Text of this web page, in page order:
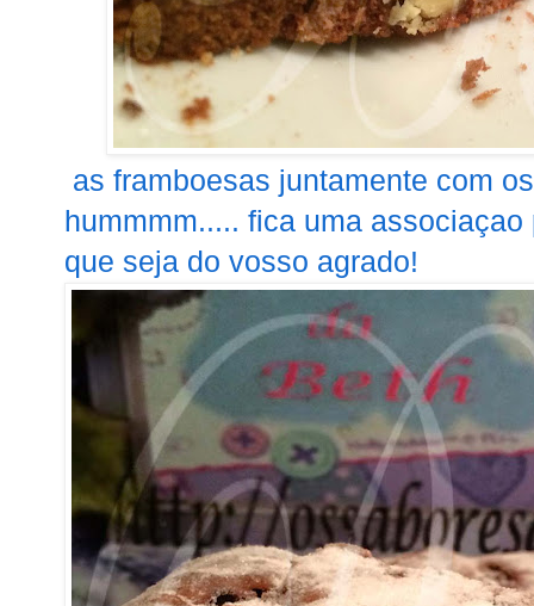
as framboesas juntamente com
hummmm..... fica uma
que seja do vosso agrado!